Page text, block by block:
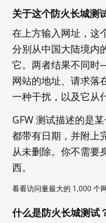
关于这个防火长城测
在上方输入网址，这
分别从中国大陆境内
它。两者结果不同
网站的地址、请求
一种干扰，以及它从
GFW 测试描述的是
都带有日期，并附上
从未删除。你不需要
西。
看看访问量最大的 1,000 个
什么是防火长城测试